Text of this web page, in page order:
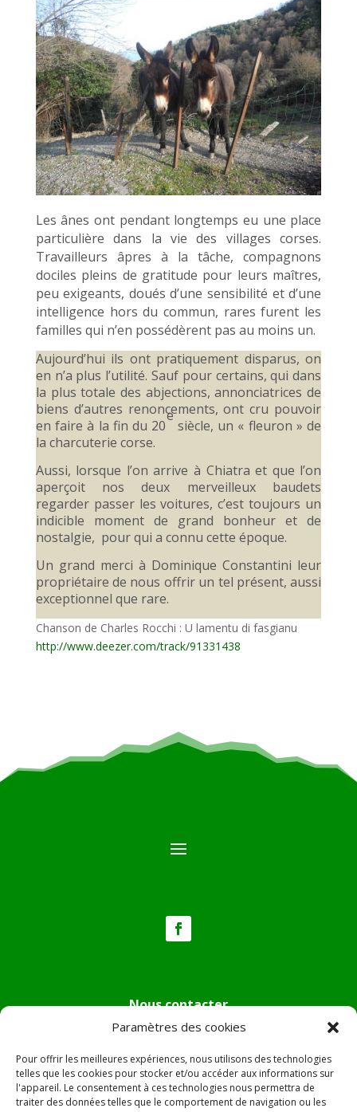
Paramètres des cookies
Pour offrir les meilleures expériences, nous utilisons des technologies
telles que les cookies pour stocker et/ou accéder aux informations sur
l'appareil. Le consentement à ces technologies nous permettra de
traiter des données telles que le comportement de navigation ou les
Les ânes ont pendant longtemps eu une place
particulière dans la vie des villages corses.
Travailleurs âpres à la tâche, compagnons
dociles pleins de gratitude pour leurs maîtres,
peu exigeants, doués d’une sensibilité et d’une
intelligence hors du commun, rares furent les
familles qui n’en possédèrent pas au moins un.
Aujourd’hui ils ont pratiquement disparus, on
en n’a plus l’utilité. Sauf pour certains, qui dans
la plus totale des abjections, annonciatrices de
biens d’autres renoncements, ont cru pouvoir
en faire à la fin du 20
e
siècle, un « fleuron » de
la charcuterie corse.
Aussi, lorsque l’on arrive à Chiatra et que l’on
aperçoit nos deux merveilleux baudets
regarder passer les voitures, c’est toujours un
indicible moment de grand bonheur et de
nostalgie, pour qui a connu cette époque.
Un grand merci à Dominique Constantini leur
propriétaire de nous offrir un tel présent, aussi
exceptionnel que rare.
Chanson de Charles Rocchi : U lamentu di fasgianu
http://www.deezer.com/track/91331438
Nous contacter
Tél :04.95.36.24.02
Mail:
mairie.pietradiverde@wanadoo.fr
Adresse :Hôtel de ville de Pietra di Verde
Le village
20230 Pietra di Verde